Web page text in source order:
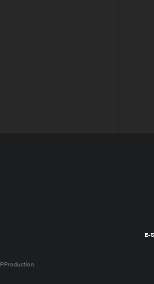
PProduction
E-